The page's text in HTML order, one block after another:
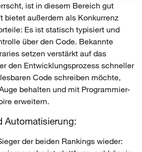
ist in diesem Bereich gut
bietet außerdem als Konkurrenz
Es ist statisch typisiert und
über den Code. Bekannte
setzen verstärkt auf das
den Entwicklungsprozess schneller
Code schreiben möchte,
behalten und mit Programmier-
erweitern.
Automatisierung:
der beiden Rankings wieder: